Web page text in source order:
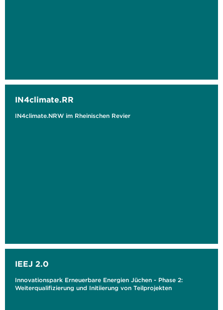
IN4climate.RR
IN4climate.NRW im Rheinischen Revier
IEEJ 2.0
Innovationspark Erneuerbare Energien Jüchen - Phase 2:
Weiterqualifizierung und Initiierung von Teilprojekten